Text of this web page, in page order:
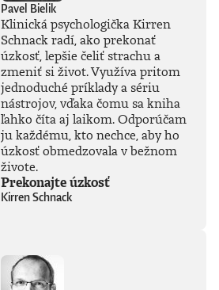
Pavel Bielik
Klinická psychologička Kirren
Schnack radí, ako prekonať
úzkosť, lepšie čeliť strachu a
zmeniť si život. Využíva pritom
jednoduché príklady a sériu
nástrojov, vďaka čomu sa kniha
ľahko číta aj laikom. Odporúčam
ju každému, kto nechce, aby ho
úzkosť obmedzovala v bežnom
živote.
Prekonajte úzkosť
Kirren Schnack